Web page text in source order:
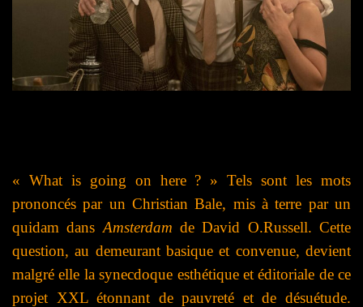
« What is going on here ? » Tels sont les mots
prononcés par un Christian Bale, mis à terre par un
quidam dans Amsterdam de David O.Russell. Cette
question, au demeurant basique et convenue, devient
malgré elle la synecdoque esthétique et éditoriale de ce
projet XXL étonnant de pauvreté et de désuétude.